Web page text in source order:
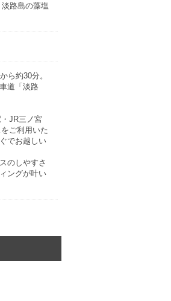
路島の藻塩
ら約30分。
道「淡路
JR三ノ宮
ご利用いた
でお越しい
のしやすさ
ングが叶い